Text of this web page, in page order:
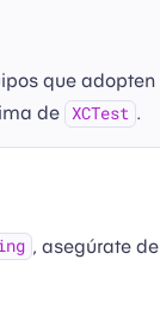
que
de XCTest .
, asegúrate